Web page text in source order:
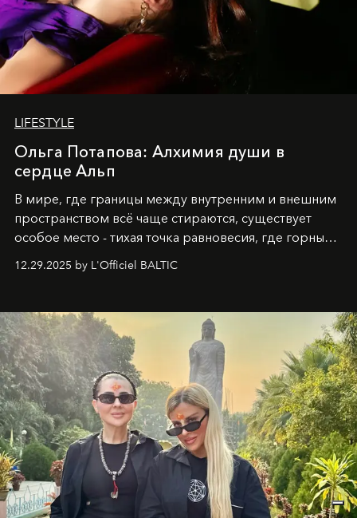
LIFESTYLE
Ольга Потапова: Алхимия души в
сердце Альп
В мире, где границы между внутренним и внешним
пространством всё чаще стираются, существует
особое место - тихая точка равновесия, где горные
глубинами человеческой души. Здесь, на стыке
Ольга Потапова - женщина, чей путь от поиска
истины превратился в искусство превращения
человеческих кризисов в возможности для
возрождения.
12.29.2025 by L'Officiel BALTIC